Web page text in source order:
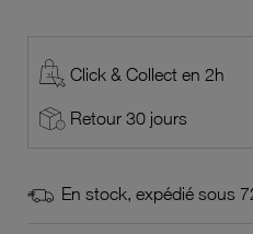
Click & Collect en 2h
Retour 30 jours
En stock, expédié sous